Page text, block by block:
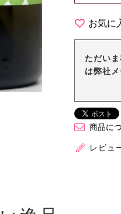
お気に
ただい
は弊社
商品に
レビュ